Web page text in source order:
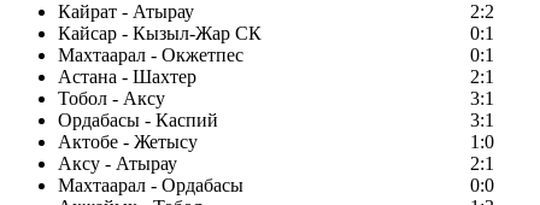
Кайрат - Атырау
2:2
Кайсар - Кызыл-Жар СК
0:1
Махтаарал - Окжетпес
0:1
Астана - Шахтер
2:1
Тобол - Аксу
3:1
Ордабасы - Каспий
3:1
Актобе - Жетысу
1:0
Аксу - Атырау
2:1
Махтаарал - Ордабасы
0:0